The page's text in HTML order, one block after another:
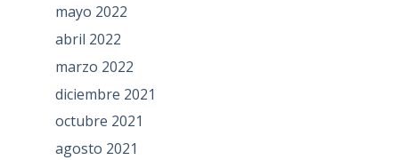
mayo 2022
abril 2022
marzo 2022
diciembre 2021
octubre 2021
agosto 2021